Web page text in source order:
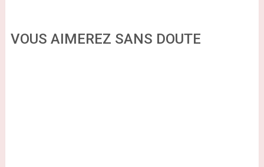
VOUS AIMEREZ SANS DOUTE